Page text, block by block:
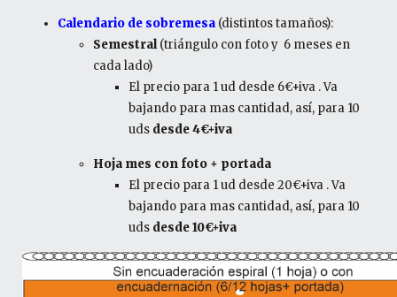
Calendario de sobremesa (distintos tamaños):
Semestral(triángulo con foto y 6 meses en
cada lado)
El precio para 1 ud desde 6€+iva . Va
bajando para mas cantidad, así, para 10
uds desde 4€+iva
Hoja mes con foto + portada
El precio para 1 ud desde 20€+iva . Va
bajando para mas cantidad, así, para 10
uds desde 10€+iva